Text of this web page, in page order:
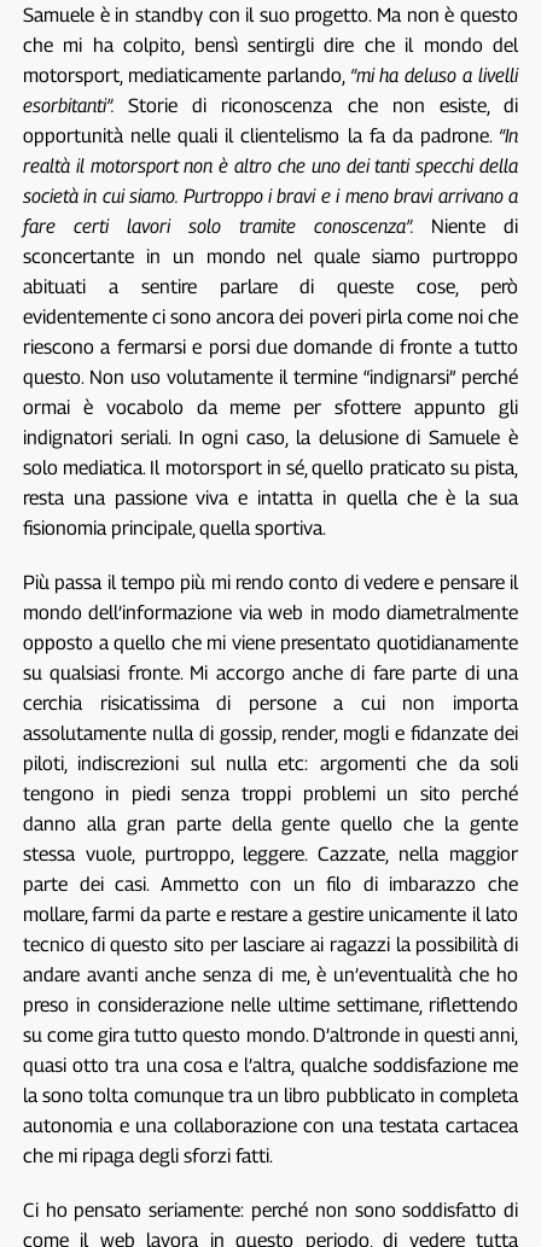
Samuele è in standby con il suo progetto. Ma non è questo
che mi ha colpito, bensì sentirgli dire che il mondo del
motorsport, mediaticamente parlando, “mi ha deluso a livelli
esorbitanti”.Storie di riconoscenza che non esiste, di
opportunità nelle quali il clientelismo la fa da padrone. “In
realtà il motorsport non è altro che uno dei tanti specchi della
società in cui siamo. Purtroppo i bravi e i meno bravi arrivano a
fare certi lavori solo tramite conoscenza”. Niente di
sconcertante in un mondo nel quale siamo purtroppo
abituati a sentire parlare di queste cose, però
evidentemente ci sono ancora dei poveri pirla come noi che
riescono a fermarsi e porsi due domande di fronte a tutto
questo. Non uso volutamente il termine “indignarsi” perché
ormai è vocabolo da meme per sfottere appunto gli
indignatori seriali. In ogni caso, la delusione di Samuele è
solo mediatica. Il motorsport in sé, quello praticato su pista,
resta una passione viva e intatta in quella che è la sua
fisionomia principale, quella sportiva.
Più passa il tempo più mi rendo conto di vedere e pensare il
mondo dell’informazione via web in modo diametralmente
opposto a quello che mi viene presentato quotidianamente
su qualsiasi fronte. Mi accorgo anche di fare parte di una
cerchia risicatissima di persone a cui non importa
assolutamente nulla di gossip, render, mogli e fidanzate dei
piloti, indiscrezioni sul nulla etc: argomenti che da soli
tengono in piedi senza troppi problemi un sito perché
danno alla gran parte della gente quello che la gente
stessa vuole, purtroppo, leggere. Cazzate, nella maggior
parte dei casi. Ammetto con un filo di imbarazzo che
mollare, farmi da parte e restare a gestire unicamente il lato
tecnico di questo sito per lasciare ai ragazzi la possibilità di
andare avanti anche senza di me, è un’eventualità che ho
preso in considerazione nelle ultime settimane, riflettendo
su come gira tutto questo mondo. D’altronde in questi anni,
quasi otto tra una cosa e l’altra, qualche soddisfazione me
la sono tolta comunque tra un libro pubblicato in completa
autonomia e una collaborazione con una testata cartacea
che mi ripaga degli sforzi fatti.
Ci ho pensato seriamente: perché non sono soddisfatto di
come il web lavora in questo periodo, di vedere tutta